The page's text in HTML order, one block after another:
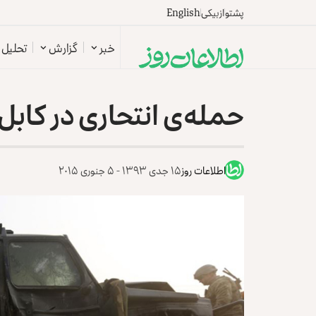
پشتوازبیکیEnglish
خبر گزارش تحلیل
حمله‌ی انتحاری در
اطلاعات روز۱۵ جدی ۱۳۹۳ - ۵ جنوری ۲۰۱۵